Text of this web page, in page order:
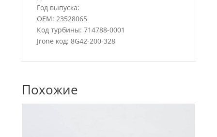
Год выпуска:
OEM: 23528065
Код турбины: 714788-0001
Jrone код: 8G42-200-328
Похожие